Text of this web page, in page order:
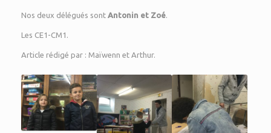
Nos deux délégués sont Antonin et Zoé
Les CE1-CM1.
Article rédigé par : Maïwenn et Arthur.